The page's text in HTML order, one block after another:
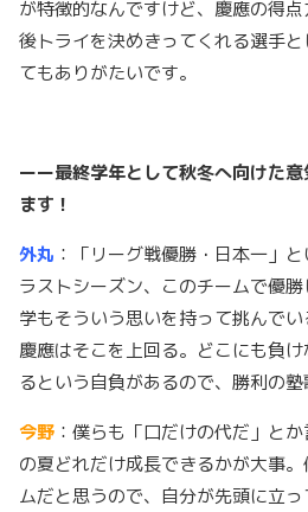
が特徴的なんですけど、慶應の得
後トライを決めきってくれる選手
てもありがたいです。
ーー最終学年として秋冬へ向けた
ます！
外丸 ：「リーグ戦優勝・日本一」
ラストシーズン、このチームで優
学もそういう思いを持って挑んでい
慶應はそこを上回る。どこにも負
るという自負があるので、勝利の塾
今野 ：僕らも「口だけの代だ」と
の夏どれだけ成長できるかが大事
ムだと思うので、自分が先頭に立